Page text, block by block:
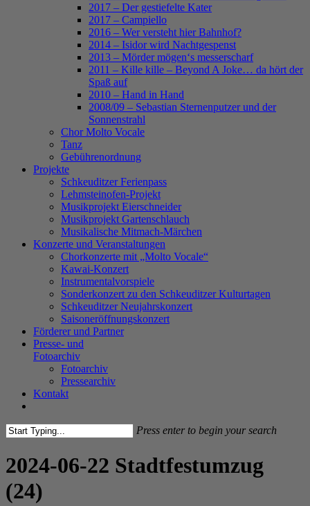
2017 – Der gestiefelte Kater
2017 – Campiello
2016 – Wer versteht hier Bahnhof?
2014 – Isidor wird Nachtgespenst
2013 – Mörder mögen‘s messerscharf
2011 – Kille kille – Beyond A Joke… da hört der
Spaß auf
2010 – Hand in Hand
2008/09 – Sebastian Sternenputzer und der
Sonnenstrahl
Chor Molto Vocale
Tanz
Gebührenordnung
Projekte
Schkeuditzer Ferienpass
Lehmsteinofen-Projekt
Musikprojekt Eierschneider
Musikprojekt Gartenschlauch
Musikalische Mitmach-Märchen
Konzerte und Veranstaltungen
Chorkonzerte mit „Molto Vocale“
Kawai-Konzert
Instrumentalvorspiele
Sonderkonzert zu den Schkeuditzer Kulturtagen
Schkeuditzer Neujahrskonzert
Saisoneröffnungskonzert
Förderer und Partner
Presse- und
Fotoarchiv
Fotoarchiv
Pressearchiv
Kontakt
Press enter to begin your search
Search
2024-06-22 Stadtfestumzug
(24)